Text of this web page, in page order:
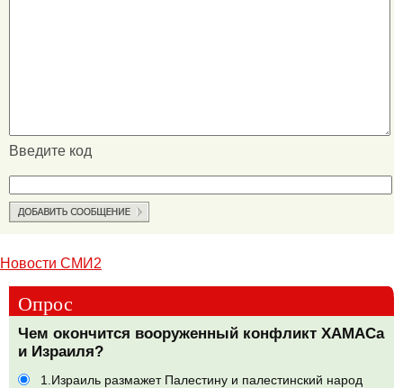
Введите код
Новости СМИ2
Опрос
Чем окончится вооруженный конфликт ХАМАСа
и Израиля?
1.Израиль размажет Палестину и палестинский народ